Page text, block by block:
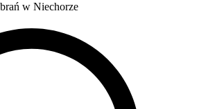
w Niechorze